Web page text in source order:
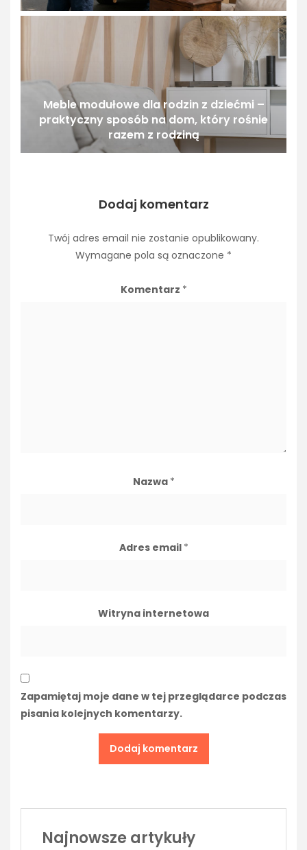
Meble modułowe dla rodzin z dziećmi –
praktyczny sposób na dom, który rośnie
razem z rodziną
Dodaj komentarz
Twój adres email nie zostanie opublikowany.
Wymagane pola są oznaczone *
Komentarz *
Nazwa *
Adres email *
Witryna internetowa
Zapamiętaj moje dane w tej przeglądarce podczas
pisania kolejnych komentarzy.
Najnowsze artykuły